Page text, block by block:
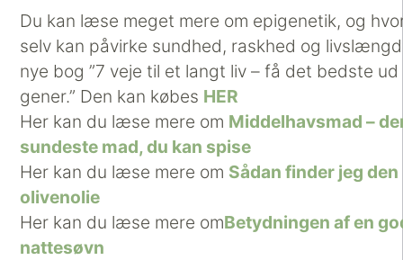
Du kan læse meget mere om epigenetik, og
selv kan påvirke sundhed, raskhed og
nye bog ”7 veje til et langt liv – få det bedste
gener.” Den kan købes HER
Her kan du læse mere om Middelhavsmad –
sundeste mad, du kan spise
Her kan du læse mere om Sådan finder jeg
olivenolie
Her kan du læse mere omBetydningen af en
nattesøvn